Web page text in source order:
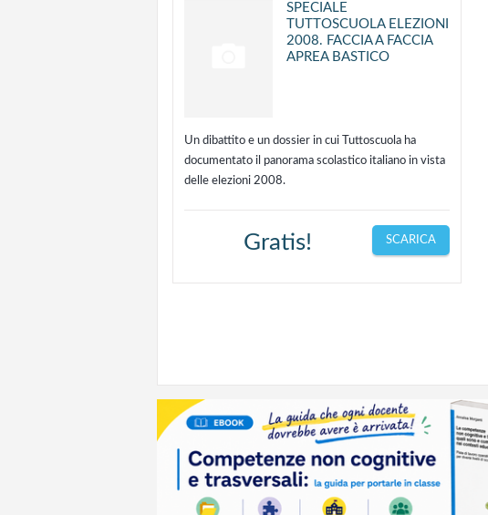
SPECIALE
TUTTOSCUOLA ELEZIONI
2008. FACCIA A FACCIA
APREA BASTICO
Un dibattito e un dossier in cui Tuttoscuola ha
documentato il panorama scolastico italiano in vista
delle elezioni 2008.
Gratis! SCARICA